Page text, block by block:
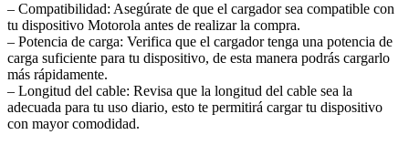
– Compatibilidad: Asegúrate de que el cargador sea compatible con
tu dispositivo Motorola antes de realizar la compra.
– Potencia de carga: Verifica que el cargador tenga una potencia de
carga suficiente para tu dispositivo, de esta manera podrás cargarlo
más rápidamente.
– Longitud del cable: Revisa que la longitud del cable sea la
adecuada para tu uso diario, esto te permitirá cargar tu dispositivo
con mayor comodidad.